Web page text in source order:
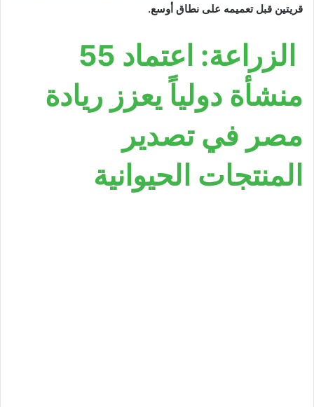
قريتين قبل تعميمه على نطاق أوسع.
الزراعة: اعتماد 55
منشأة دولياً يعزز ريادة
مصر في تصدير
المنتجات الحيوانية